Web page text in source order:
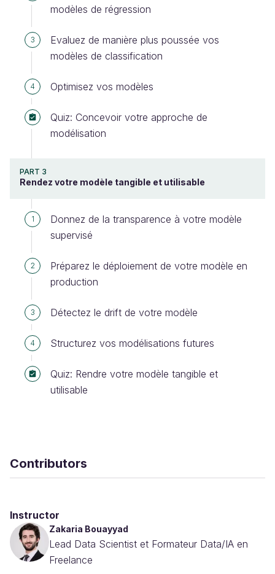
modèles de régression
3
Evaluez de manière plus poussée vos
modèles de classification
4 Optimisez vos modèles
Quiz: Concevoir votre approche de
modélisation
PART 3
Rendez votre modèle tangible et utilisable
1
Donnez de la transparence à votre modèle
supervisé
2
Préparez le déploiement de votre modèle en
production
3 Détectez le drift de votre modèle
4 Structurez vos modélisations futures
Quiz: Rendre votre modèle tangible et
utilisable
Contributors
Instructor
Zakaria Bouayyad
Lead Data Scientist et Formateur Data/IA en
Freelance